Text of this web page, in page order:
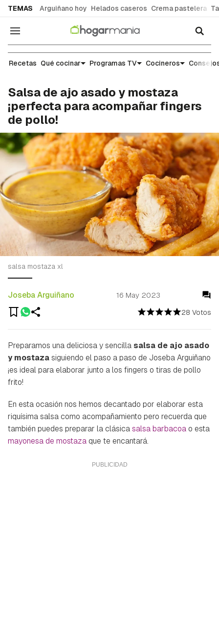
TEMAS Arguiñano hoy Helados caseros Crema pastelera
Navegación
Recetas
Recetas Qué cocinar Programas TV Cocineros
Salsa de ajo asado y mostaza
¡perfecta para acompañar fingers
de pollo!
28 Votos
Joseba Arguiñano 16 May 2023
salsa mostaza xl
Preparamos una deliciosa y sencilla salsa de ajo asado
y mostazasiguiendo el paso a paso de Joseba Arguiñano
¡es ideal para elaborar junto a los fingers o tiras de pollo
frito!
En esta ocasión nos hemos decantado por elaborar esta
riquísima salsa como acompañamiento pero recuerda que
también puedes preparar la clásicasalsa barbacoao esta
mayonesa de mostazaque te encantará.